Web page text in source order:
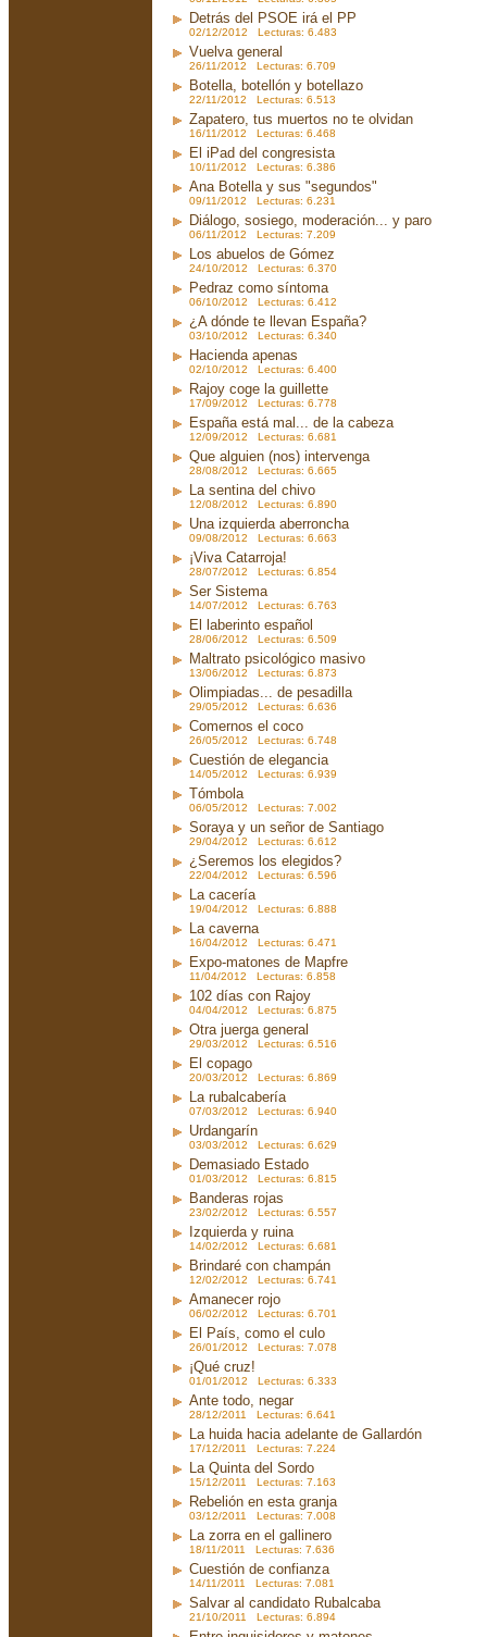
Detrás del PSOE irá el PP
02/12/2012 Lecturas: 6.483
Vuelva general
26/11/2012 Lecturas: 6.709
Botella, botellón y botellazo
22/11/2012 Lecturas: 6.513
Zapatero, tus muertos no te olvidan
16/11/2012 Lecturas: 6.468
El iPad del congresista
10/11/2012 Lecturas: 6.386
Ana Botella y sus "segundos"
09/11/2012 Lecturas: 6.231
Diálogo, sosiego, moderación... y paro
06/11/2012 Lecturas: 7.209
Los abuelos de Gómez
24/10/2012 Lecturas: 6.370
Pedraz como síntoma
06/10/2012 Lecturas: 6.412
¿A dónde te llevan España?
03/10/2012 Lecturas: 6.340
Hacienda apenas
02/10/2012 Lecturas: 6.400
Rajoy coge la guillette
17/09/2012 Lecturas: 6.778
España está mal... de la cabeza
12/09/2012 Lecturas: 6.681
Que alguien (nos) intervenga
28/08/2012 Lecturas: 6.665
La sentina del chivo
12/08/2012 Lecturas: 6.890
Una izquierda aberroncha
09/08/2012 Lecturas: 6.663
¡Viva Catarroja!
28/07/2012 Lecturas: 6.854
Ser Sistema
14/07/2012 Lecturas: 6.763
El laberinto español
28/06/2012 Lecturas: 6.509
Maltrato psicológico masivo
13/06/2012 Lecturas: 6.873
Olimpiadas... de pesadilla
29/05/2012 Lecturas: 6.636
Comernos el coco
26/05/2012 Lecturas: 6.748
Cuestión de elegancia
14/05/2012 Lecturas: 6.939
Tómbola
06/05/2012 Lecturas: 7.002
Soraya y un señor de Santiago
29/04/2012 Lecturas: 6.612
¿Seremos los elegidos?
22/04/2012 Lecturas: 6.596
La cacería
19/04/2012 Lecturas: 6.888
La caverna
16/04/2012 Lecturas: 6.471
Expo-matones de Mapfre
11/04/2012 Lecturas: 6.858
102 días con Rajoy
04/04/2012 Lecturas: 6.875
Otra juerga general
29/03/2012 Lecturas: 6.516
El copago
20/03/2012 Lecturas: 6.869
La rubalcabería
07/03/2012 Lecturas: 6.940
Urdangarín
03/03/2012 Lecturas: 6.629
Demasiado Estado
01/03/2012 Lecturas: 6.815
Banderas rojas
23/02/2012 Lecturas: 6.557
Izquierda y ruina
14/02/2012 Lecturas: 6.681
Brindaré con champán
12/02/2012 Lecturas: 6.741
Amanecer rojo
06/02/2012 Lecturas: 6.701
El País, como el culo
26/01/2012 Lecturas: 7.078
¡Qué cruz!
01/01/2012 Lecturas: 6.333
Ante todo, negar
28/12/2011 Lecturas: 6.641
La huida hacia adelante de Gallardón
17/12/2011 Lecturas: 7.224
La Quinta del Sordo
15/12/2011 Lecturas: 7.163
Rebelión en esta granja
03/12/2011 Lecturas: 7.008
La zorra en el gallinero
18/11/2011 Lecturas: 7.636
Cuestión de confianza
14/11/2011 Lecturas: 7.081
Salvar al candidato Rubalcaba
21/10/2011 Lecturas: 6.894